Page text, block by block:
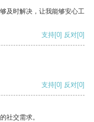
及时解决，让我能够安心工
支持[0] 反对[0]
支持[0] 反对[0]
社交需求。